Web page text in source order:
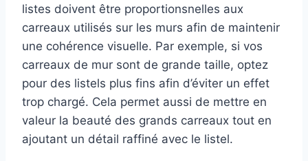
listes doivent être proportionsnelles aux
carreaux utilisés sur les murs afin de maintenir
une cohérence visuelle. Par exemple, si vos
carreaux de mur sont de grande taille, optez
pour des listels plus fins afin d’éviter un effet
trop chargé. Cela permet aussi de mettre en
valeur la beauté des grands carreaux tout en
ajoutant un détail raffiné avec le listel.